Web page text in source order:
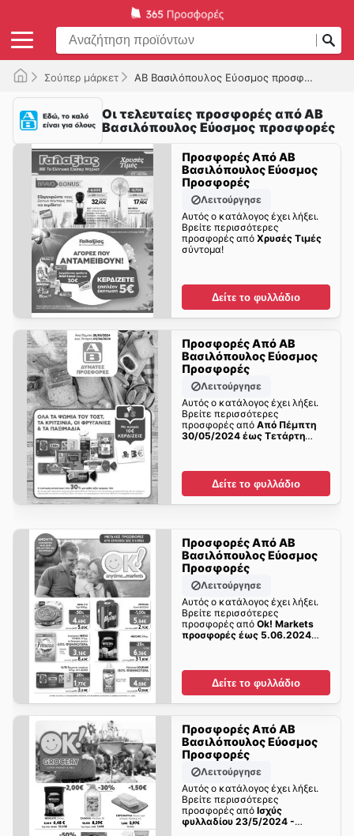
Σούπερ μάρκετ ΑΒ Βασιλόπουλος Εύοσμος προσφορές
Οι τελευταίες προσφορές από ΑΒ
Βασιλόπουλος Εύοσμος προσφορές
Προσφορές Από ΑΒ
Βασιλόπουλος Εύοσμος
Προσφορές
Λειτούργησε
Αυτός ο κατάλογος έχει λήξει.
Βρείτε περισσότερες
προσφορές από Χρυσές Τιμές
σύντομα!
Δείτε το φυλλάδιο
Προσφορές Από ΑΒ
Βασιλόπουλος Εύοσμος
Προσφορές
Λειτούργησε
Αυτός ο κατάλογος έχει λήξει.
Βρείτε περισσότερες
προσφορές από Από Πέμπτη
30/05/2024 έως Τετάρτη
Δείτε το φυλλάδιο
Προσφορές Από ΑΒ
Βασιλόπουλος Εύοσμος
Προσφορές
Λειτούργησε
Αυτός ο κατάλογος έχει λήξει.
Βρείτε περισσότερες
προσφορές από Ok! Markets
προσφορές έως 5.06.2024
Δείτε το φυλλάδιο
Προσφορές Από ΑΒ
Βασιλόπουλος Εύοσμος
Προσφορές
Λειτούργησε
Αυτός ο κατάλογος έχει λήξει.
Βρείτε περισσότερες
προσφορές από Ισχύς
φυλλαδίου 23/5/2024 -